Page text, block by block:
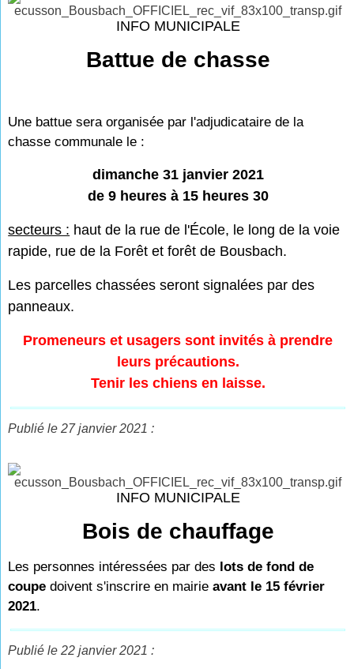
INFO MUNICIPALE
Battue de chasse
Une battue sera organisée par l'adjudicataire de la
chasse communale le :
dimanche 31 janvier 2021
de 9 heures à 15 heures 30
secteurs : haut de la rue de l'École, le long de la voie
rapide, rue de la Forêt et forêt de Bousbach.
Les parcelles chassées seront signalées par des
panneaux.
Promeneurs et usagers sont invités à prendre
leurs précautions.
Tenir les chiens en laisse.
Publié le 27 janvier 2021 :
INFO MUNICIPALE
Bois de chauffage
Les personnes intéressées par des lots de fond de
coupe doivent s'inscrire en mairieavant le 15 février
2021.
Publié le 22 janvier 2021 :